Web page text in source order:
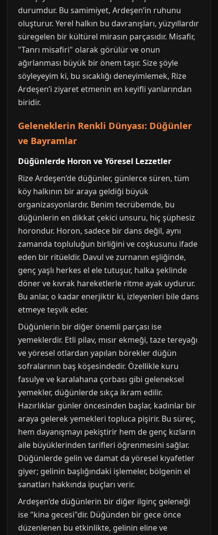
durumdur. Bu samimiyet, Ardeşen’in ruhunu
oluşturur. Yerel halkın bu davranışları, yüzyıllardır
süregelen bir kültürel mirasın parçasıdır. Misafir,
"Tanrı misafiri" olarak görülür ve onun
ağırlanması büyük bir önem taşır. Size şöyle
söyleyeyim ki, bu sıcaklığı deneyimlemek, Rize
Ardeşen’i ziyaret etmenin en keyifli yanlarından
biridir.
Geleneklerin Renkli Dünyası: Düğünler
ve Bayramlar
Düğünlerde Horon ve Yöresel Lezzetler
Rize Ardeşen’de düğünler, günlerce süren, tüm
köy halkının bir araya geldiği büyük
organizasyonlardır. Benim tecrübemde, bu
düğünlerin en dikkat çekici unsuru, hiç şüphesiz
horondur. Horon, sadece bir dans değil, aynı
zamanda topluluğun birliğini ve coşkusunu ifade
eden bir ritüeldir. Davul ve zurnanın eşliğinde,
genç yaşlı herkes el ele tutuşur, halka şeklinde
döner ve kıvrak hareketlerle ritme ayak uydurur.
Bu anlar, o kadar enerjiktir ki, izleyenleri bile dans
etmeye teşvik eder.
Düğünlerin bir diğer önemli parçası ise
yemeklerdir. Etli pilav, mısır ekmeği, taze tereyağı
ve yöresel otlardan yapılan börekler düğün
sofralarının baş köşesindedir. Özellikle kuru
fasulye ve karalahana çorbası gibi geleneksel
yemekler, düğünlerde sıkça ikram edilir.
Hazırlıklar günler öncesinden başlar, kadınlar bir
araya gelerek yemekleri topluca pişirir. Bu süreç,
hem dayanışmayı pekiştirir hem de genç kızların
aile büyüklerinden tarifleri öğrenmesini sağlar.
Düğünlerde gelin ve damat da yöresel kıyafetler
giyer; gelinin başlığındaki işlemeler, bölgenin el
sanatları hakkında ipuçları verir.
Ardeşen’de düğünlerin bir diğer ilginç geleneği
ise "kina gecesi"dir. Düğünden bir gece önce
düzenlenen bu etkinlikte, gelinin eline ve